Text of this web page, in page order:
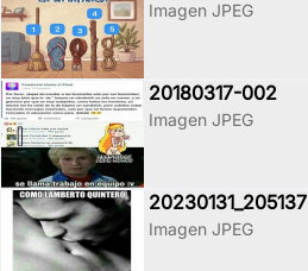
Imagen JPEG
20180317-002
Imagen JPEG
20230131_205137
Imagen JPEG